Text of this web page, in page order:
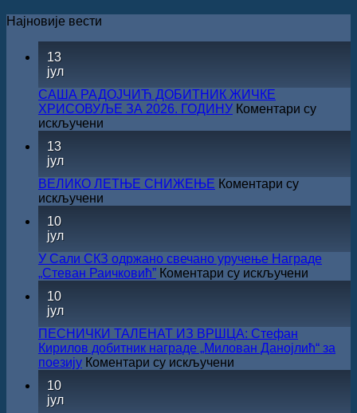
Најновије вести
13
јул
САША РАДОЈЧИЋ ДОБИТНИК ЖИЧКЕ
ХРИСОВУЉЕ ЗА 2026. ГОДИНУ Коментари су
искључени
ЖИЧКЕ
ХРИСОВУЉЕ
ЗА
13
јул
ВЕЛИКО ЛЕТЊЕ СНИЖЕЊЕ Коментари су
искључени
10
јул
У Сали СКЗ одржано свечано уручење Награде
„Стеван Раичковић” Коментари су искључени
свечано
Награде
10
јул
ПЕСНИЧКИ ТАЛЕНАТ ИЗ ВРШЦА: Стефан
Кирилов добитник награде „Милован Данојлић“ за
поезију Коментари су искључени
10
јул